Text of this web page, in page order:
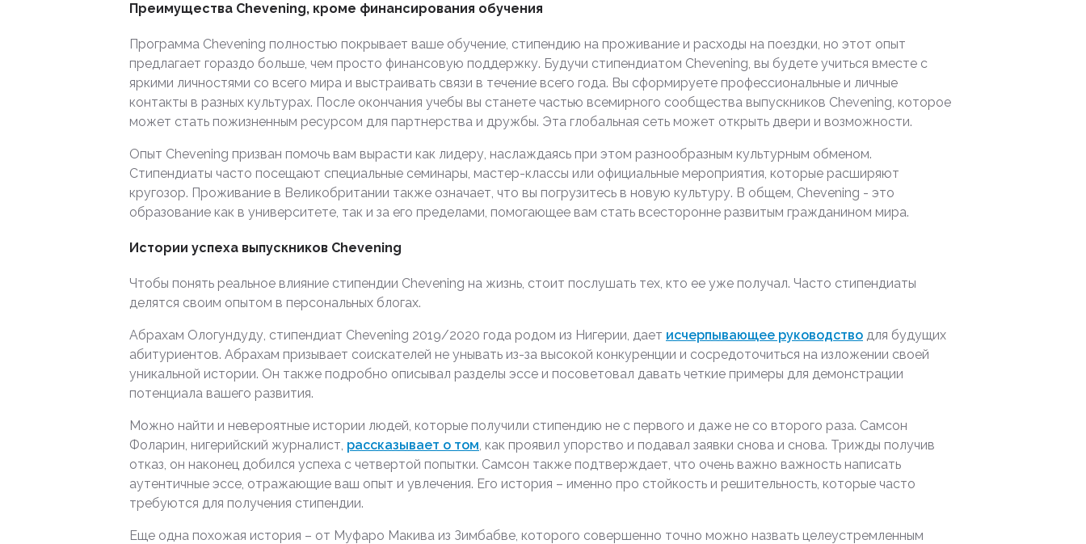
Преимущества Chevening, кроме финансирования обучения
Программа Chevening полностью покрывает ваше обучение, стипендию на проживание и расходы на поездки, но этот опыт
предлагает гораздо больше, чем просто финансовую поддержку. Будучи стипендиатом Chevening, вы будете учиться вместе с
яркими личностями со всего мира и выстраивать связи в течение всего года. Вы сформируете профессиональные и личные
контакты в разных культурах. После окончания учебы вы станете частью всемирного сообщества выпускников Chevening, которое
может стать пожизненным ресурсом для партнерства и дружбы. Эта глобальная сеть может открыть двери и возможности.
Опыт Chevening призван помочь вам вырасти как лидеру, наслаждаясь при этом разнообразным культурным обменом.
Стипендиаты часто посещают специальные семинары, мастер-классы или официальные мероприятия, которые расширяют
кругозор. Проживание в Великобритании также означает, что вы погрузитесь в новую культуру. В общем, Chevening - это
образование как в университете, так и за его пределами, помогающее вам стать всесторонне развитым гражданином мира.
Истории успеха выпускников Chevening
Чтобы понять реальное влияние стипендии Chevening на жизнь, стоит послушать тех, кто ее уже получал. Часто стипендиаты
делятся своим опытом в персональных блогах.
Абрахам Ологундуду, стипендиат Chevening 2019/2020 года родом из Нигерии, дает исчерпывающее руководство для будущих
абитуриентов. Абрахам призывает соискателей не унывать из-за высокой конкуренции и сосредоточиться на изложении своей
уникальной истории. Он также подробно описывал разделы эссе и посоветовал давать четкие примеры для демонстрации
потенциала вашего развития.
Можно найти и невероятные истории людей, которые получили стипендию не с первого и даже не со второго раза. Самсон
Фоларин, нигерийский журналист, рассказывает о том, как проявил упорство и подавал заявки снова и снова. Трижды получив
отказ, он наконец добился успеха с четвертой попытки. Самсон также подтверждает, что очень важно важность написать
аутентичные эссе, отражающие ваш опыт и увлечения. Его история – именно про стойкость и решительность, которые часто
требуются для получения стипендии.
Еще одна похожая история – от Муфаро Макива из Зимбабве, которого совершенно точно можно назвать целеустремленным